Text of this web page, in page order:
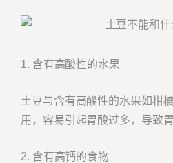
1. 含有高酸性的水果
土豆与含有高酸性的水果如柑
用，容易引起胃酸过多，导致
2. 含有高钙的食物